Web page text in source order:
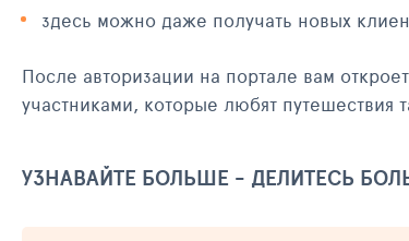
здесь можно даже получать новых
После авторизации на портале вам
участниками, которые любят путешествия
УЗНАВАЙТЕ БОЛЬШЕ - ДЕЛИТЕСЬ